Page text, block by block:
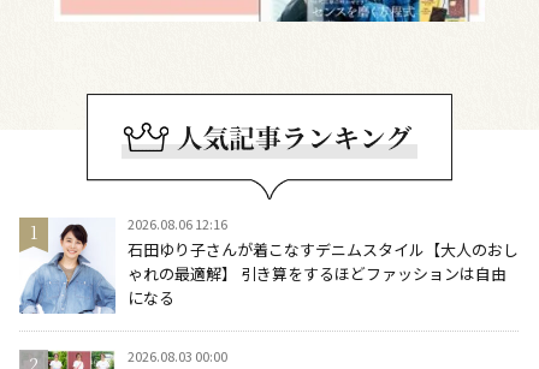
2026.08.06 12:16
石田ゆり子さんが着こなすデニムスタイル【大人のおし
ゃれの最適解】 引き算をするほどファッションは自由
になる
2026.08.03 00:00